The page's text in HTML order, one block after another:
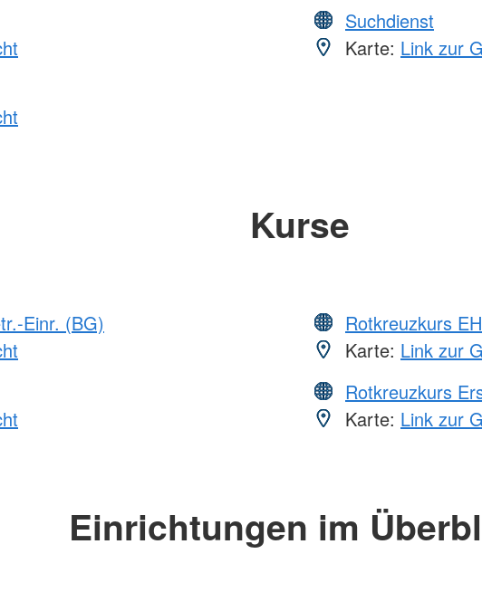
Suchdienst
Karte: Link zur
Kurse
Einr. (BG)
Rotkreuzkurs
Karte: Link zur
Rotkreuzkurs
Karte: Link zur
Einrichtungen im